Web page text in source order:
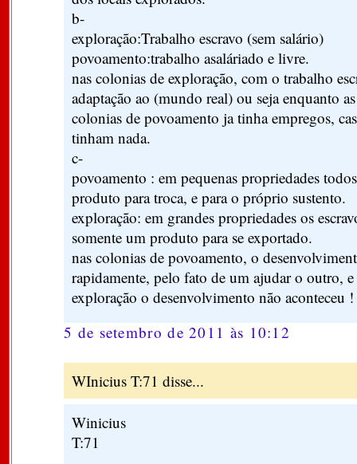
b-
exploração:Trabalho escravo (sem salário)
povoamento:trabalho asaláriado e livre.
nas colonias de exploração, com o trabalho
adaptação ao (mundo real) ou seja enquanto
colonias de povoamento ja tinha empregos,
tinham nada.
c-
povoamento : em pequenas propriedades
produto para troca, e para o próprio sustento.
exploração: em grandes propriedades os
somente um produto para se exportado.
nas colonias de povoamento, o
rapidamente, pelo fato de um ajudar o outro,
exploração o desenvolvimento não aconteceu !
5 de setembro de 2011 às 10:12
WInicius T:71 disse...
Winicius
T:71